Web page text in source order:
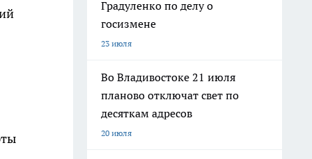
Градуленко по делу о
госизмене
23 июля
Во Владивостоке 21 июля
планово отключат свет по
десяткам адресов
20 июля